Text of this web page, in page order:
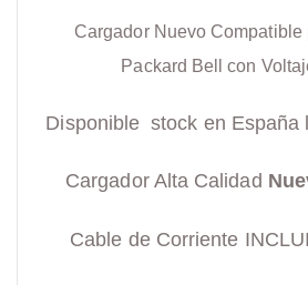
Cargador Nuevo Compatible
Packard Bell con
Disponible stock en España
Cargador Alta Calidad
Cable de Corriente